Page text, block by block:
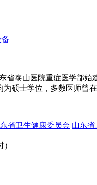
备
省泰山医院重症医学部始
为硕士学位，多数医师曾
省卫生健康委员会 山东省